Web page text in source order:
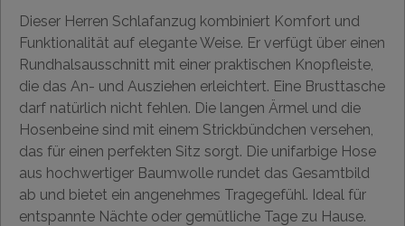
Dieser Herren Schlafanzug kombiniert Komfort und
Funktionalität auf elegante Weise. Er verfügt über einen
Rundhalsausschnitt mit einer praktischen Knopfleiste,
die das An- und Ausziehen erleichtert. Eine Brusttasche
darf natürlich nicht fehlen. Die langen Ärmel und die
Hosenbeine sind mit einem Strickbündchen versehen,
das für einen perfekten Sitz sorgt. Die unifarbige Hose
aus hochwertiger Baumwolle rundet das Gesamtbild
ab und bietet ein angenehmes Tragegefühl. Ideal für
entspannte Nächte oder gemütliche Tage zu Hause.